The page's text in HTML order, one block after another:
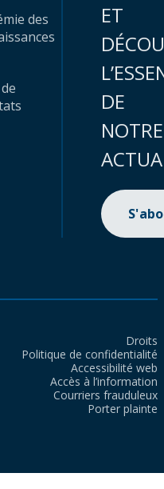
des
ET
DE
NOTRE
Droits
Politique de confidentialité
Accessibilité web
Accès à l’information
Courriers frauduleux
Porter plainte